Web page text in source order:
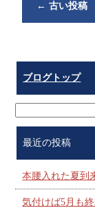
← 古い投稿
ブログトップ
最近の投稿
本腰入れた夏到
気付けば5月も